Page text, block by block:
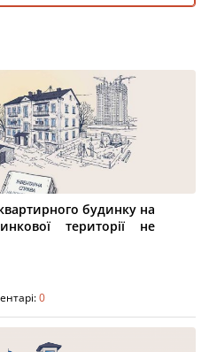
будинку на
території не
0